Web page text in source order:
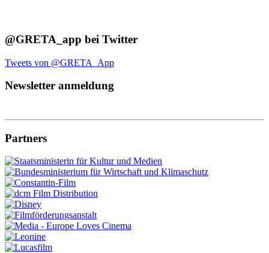
@GRETA_app bei Twitter
Tweets von @GRETA_App
Newsletter anmeldung
Partners